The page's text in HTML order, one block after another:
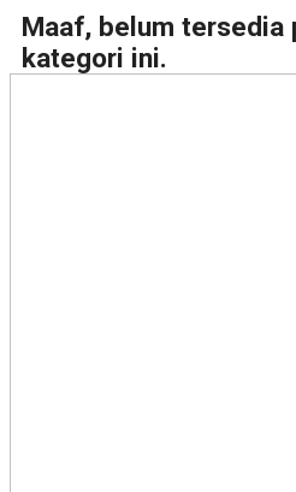
Maaf, belum tersedia
kategori ini.